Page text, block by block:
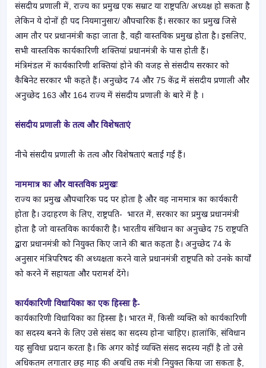
संसदीय प्रणाली में, राज्य का प्रमुख एक सम्राट या राष्ट्रपति/ अध्यक्ष हो सकता है
लेकिन ये दोनों ही पद नियमानुसार/ औपचारिक हैं। सरकार का प्रमुख जिसे
आम तौर पर प्रधानमंत्री कहा जाता है, वही वास्तविक प्रमुख होता है। इसलिए,
सभी वास्तविक कार्यकारिणी शक्तियां प्रधानमंत्री के पास होती हैं।
मंत्रिमंडल में कार्यकारिणी शक्तियां होने की वजह से संसदीय सरकार को
कैबिनेट सरकार भी कहते हैं। अनुच्छेद 74 और 75 केंद्र में संसदीय प्रणाली और
अनुच्छेद 163 और 164 राज्य में संसदीय प्रणाली के बारे में है ।
संसदीय प्रणाली के तत्व और विशेषताएं
नीचे संसदीय प्रणाली के तत्व और विशेषताएं बताईं गईं हैं।
नाममात्र का और वास्तविक प्रमुखः
राज्य का प्रमुख औपचारिक पद पर होता है और वह नाममात्र का कार्यकारी
होता है। उदाहरण के लिए, राष्ट्रपति- भारत में, सरकार का प्रमुख प्रधानमंत्री
होता है जो वास्तविक कार्यकारी है। भारतीय संविधान का अनुच्छेद 75 राष्ट्रपति
द्वारा प्रधानमंत्री को नियुक्त किए जाने की बात कहता है। अनुच्छेद 74 के
अनुसार मंत्रिपरिषद की अध्यक्षता करने वाले प्रधानमंत्री राष्ट्रपति को उनके कार्यों
को करने में सहायता और परामर्श देंगे।
कार्यकारिणी विधायिका का एक हिस्सा है-
कार्यकारिणी विधायिका का हिस्सा है। भारत में, किसी व्यक्ति को कार्यकारिणी
का सदस्य बनने के लिए उसे संसद का सदस्य होना चाहिए। हालांकि, संविधान
यह सुविधा प्रदान करता है। कि अगर कोई व्यक्ति संसद सदस्य नहीं है तो उसे
अधिकतम लगातार छह माह की अवधि तक मंत्री नियुक्त किया जा सकता है,